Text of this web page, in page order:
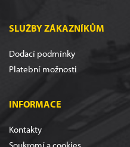
SLUŽBY ZÁKAZNÍKŮM
Dodací podmínky
Platební možnosti
INFORMACE
Kontakty